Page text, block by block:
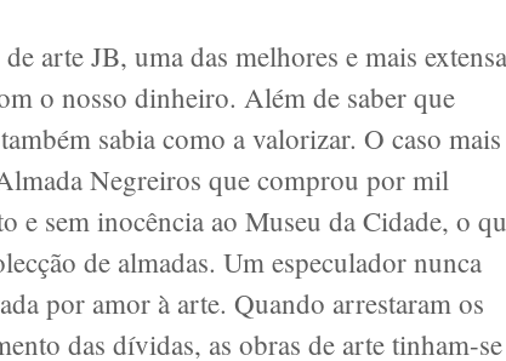
arte JB, uma das melhores e mais
o nosso dinheiro. Além de saber que
sabia como a valorizar. O caso mais
Negreiros que comprou por mil
e sem inocência ao Museu da Cidade, o
de almadas. Um especulador nunca
por amor à arte. Quando arrestaram os
das dívidas, as obras de arte tinham-se